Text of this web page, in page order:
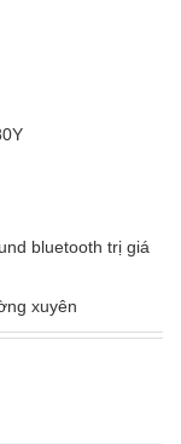
bluetooth trị giá
xuyên